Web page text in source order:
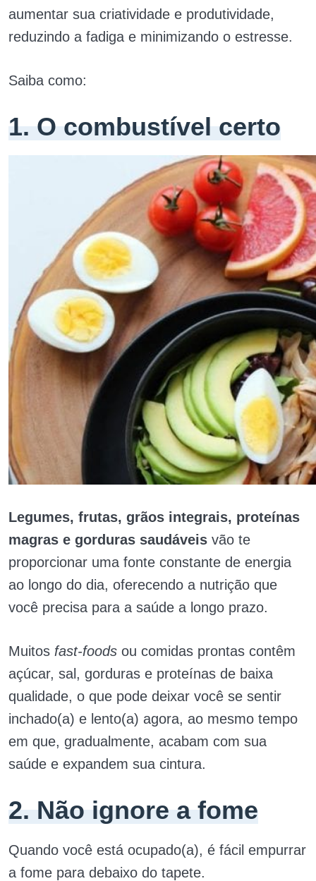
aumentar sua criatividade e produtividade,
reduzindo a fadiga e minimizando o estresse.
Saiba como:
1. O combustível certo
Legumes, frutas, grãos integrais, proteínas
magras e gorduras saudáveis ​​vão te
proporcionar uma fonte constante de energia
ao longo do dia, oferecendo a nutrição que
você precisa para a saúde a longo prazo.
Muitos fast-foods ou comidas prontas contêm
açúcar, sal, gorduras e proteínas de baixa
qualidade, o que pode deixar você se sentir
inchado(a) e lento(a) agora, ao mesmo tempo
em que, gradualmente, acabam com sua
saúde e expandem sua cintura.
2. Não ignore a fome
Quando você está ocupado(a), é fácil empurrar
a fome para debaixo do tapete.